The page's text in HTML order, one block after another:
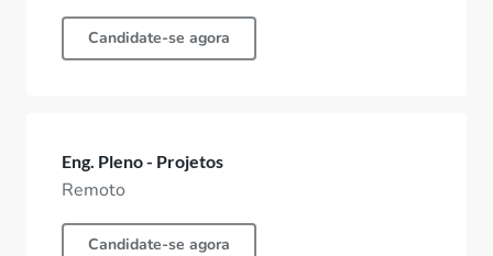
Candidate-se agora
Eng. Pleno - Projetos
Remoto
Candidate-se agora